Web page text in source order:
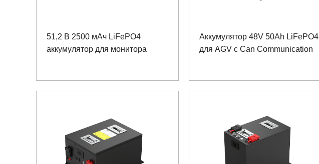
51,2 В 2500 мАч LiFePO4
аккумулятор для монитора
Аккумулятор 48V 50Ah LiFePO4
для AGV с Can Communication